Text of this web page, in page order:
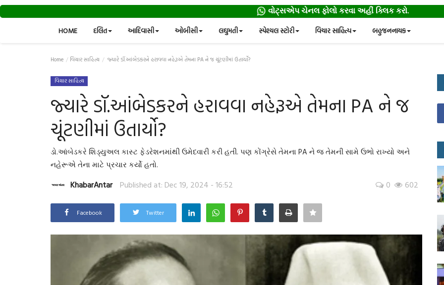
વોટ્સએપ ચેનલ ફોલો કરવા અહીં ક્લિક કરો.
HOME દલિત આદિવાસી ઓબીસી લઘુમતી સ્પેશ્યલ સ્ટોરી વિચાર સાહિત્ય બહુજનનાયક
Home વિચાર સાહિત્ય જ્યારે ડૉ.આંબેડકરને હરાવવા નહેરૂએ તેમના PA ને જ ચૂંટણીમાં ઉતાર્યો?
વિચાર સાહિત્ય
જ્યારે ડૉ.આંબેડકરને હરાવવા નહેરૂએ તેમના PA ને જ
ચૂંટણીમાં ઉતાર્યો?
ડો.આંબેડકરે શિડ્યુઅલ કાસ્ટ ફેડરેશનમાંથી ઉમેદવારી કરી હતી. પણ કોંગ્રેસે તેમના PA ને જ તેમની સામે ઉભો રાખ્યો અને
નહેરૂએ તેના માટે પ્રચાર કર્યો હતો.
KhabarAntar
Published at: Dec 19, 2024 - 16:52 0 602
Facebook Twitter